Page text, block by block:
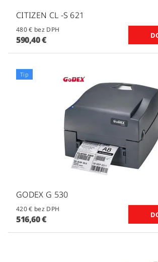
CITIZEN CL -S 621
480 € bez DPH
590,40 €
Tip
GODEX G 530
420 € bez DPH
516,60 €